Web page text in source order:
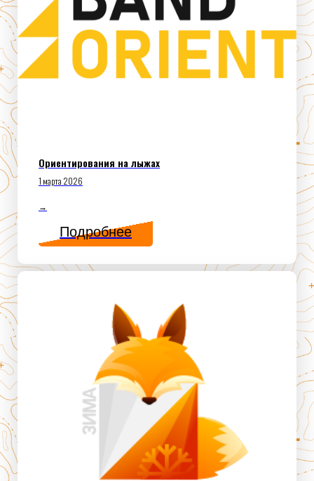
Ориентирования на лыжах
1 марта 2026
→